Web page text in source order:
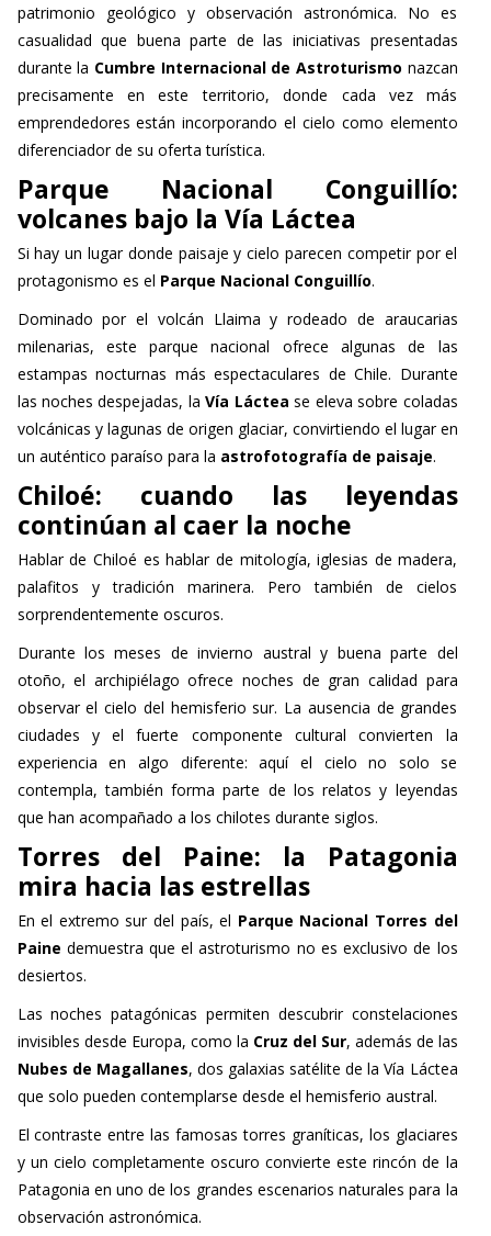
patrimonio geológico y observación astronómica. No es
casualidad que buena parte de las iniciativas presentadas
durante la Cumbre Internacional de Astroturismo nazcan
precisamente en este territorio, donde cada vez más
emprendedores están incorporando el cielo como elemento
diferenciador de su oferta turística.
Parque Nacional Conguillío:
volcanes bajo la Vía Láctea
Si hay un lugar donde paisaje y cielo parecen competir por el
protagonismo es el Parque Nacional Conguillío.
Dominado por el volcán Llaima y rodeado de araucarias
milenarias, este parque nacional ofrece algunas de las
estampas nocturnas más espectaculares de Chile. Durante
las noches despejadas, laVía Láctea se eleva sobre coladas
volcánicas y lagunas de origen glaciar, convirtiendo el lugar en
un auténtico paraíso para la astrofotografía de paisaje.
Chiloé: cuando las leyendas
continúan al caer la noche
Hablar de Chiloé es hablar de mitología, iglesias de madera,
palafitos y tradición marinera. Pero también de cielos
sorprendentemente oscuros.
Durante los meses de invierno austral y buena parte del
otoño, el archipiélago ofrece noches de gran calidad para
observar el cielo del hemisferio sur. La ausencia de grandes
ciudades y el fuerte componente cultural convierten la
experiencia en algo diferente: aquí el cielo no solo se
contempla, también forma parte de los relatos y leyendas
que han acompañado a los chilotes durante siglos.
Torres del Paine: la Patagonia
mira hacia las estrellas
En el extremo sur del país, el Parque Nacional Torres del
Paine demuestra que el astroturismo no es exclusivo de los
desiertos.
Las noches patagónicas permiten descubrir constelaciones
invisibles desde Europa, como la Cruz del Sur, además de las
Nubes de Magallanes, dos galaxias satélite de la Vía Láctea
que solo pueden contemplarse desde el hemisferio austral.
El contraste entre las famosas torres graníticas, los glaciares
y un cielo completamente oscuro convierte este rincón de la
Patagonia en uno de los grandes escenarios naturales para la
observación astronómica.